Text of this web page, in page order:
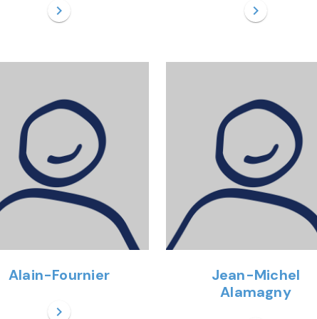
chevron_right chevron_right
Alain-Fournier
chevron_right
Jean-Michel
Alamagny